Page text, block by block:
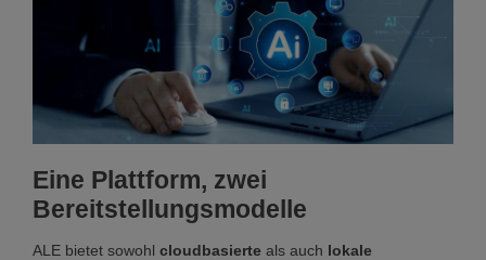
Eine Plattform, zwei
Bereitstellungsmodelle
ALE bietet sowohl cloudbasierte als auch lokale